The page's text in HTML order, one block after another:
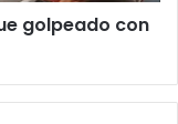
golpeado con